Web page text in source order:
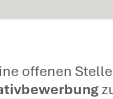
offenen